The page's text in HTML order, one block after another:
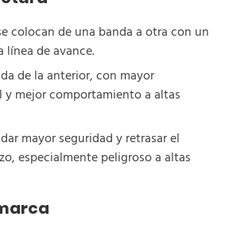
colocan de una banda a otra con un
línea de avance.
de la anterior, con mayor
mejor comportamiento a altas
mayor seguridad y retrasar el
especialmente peligroso a altas